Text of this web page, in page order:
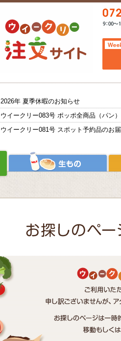
2026年 夏季休暇のお知らせ
ウイークリー083号 ポッポ全商品（パン
ウイークリー081号 スポット予約品のお